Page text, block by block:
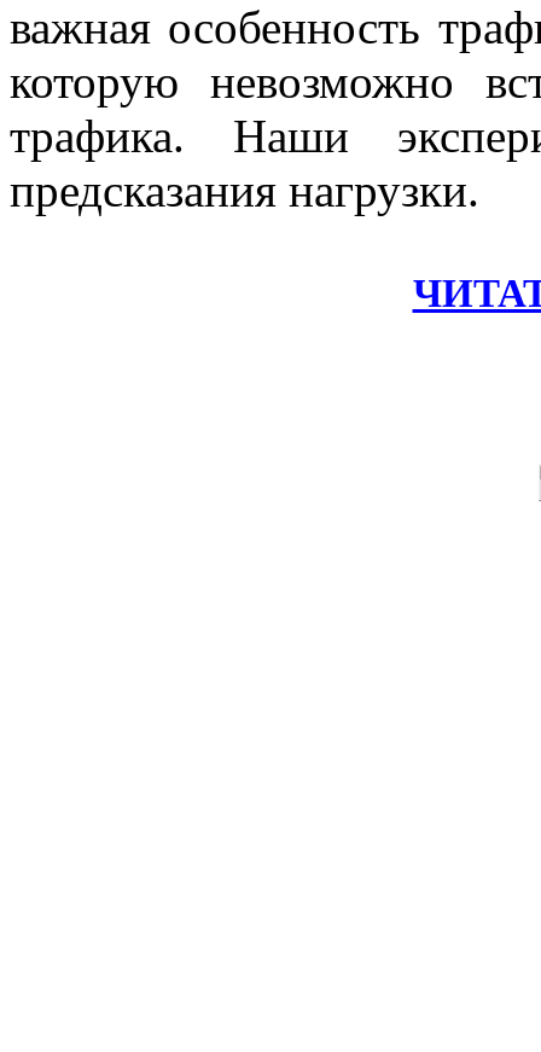
важная особенность
которую невозможно
трафика. Наши
предсказания нагрузки.